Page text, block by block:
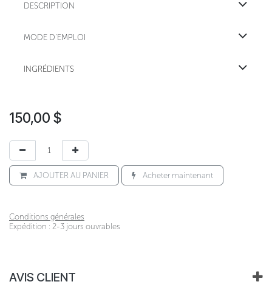
DESCRIPTION
MODE D'EMPLOI
INGRÉDIENTS
150,00 $
AJOUTER AU PANIER Acheter maintenant
Conditions générales
Expédition : 2-3 jours ouvrables
AVIS CLIENT